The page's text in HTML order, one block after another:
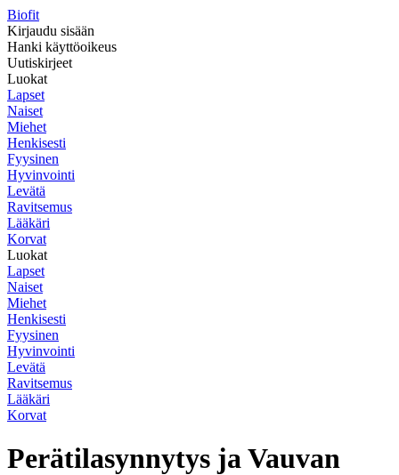
Biofit
Kirjaudu sisään
Hanki käyttöoikeus
Uutiskirjeet
Luokat
Lapset
Naiset
Miehet
Henkisesti
Fyysinen
Hyvinvointi
Levätä
Ravitsemus
Lääkäri
Korvat
Luokat
Lapset
Naiset
Miehet
Henkisesti
Fyysinen
Hyvinvointi
Levätä
Ravitsemus
Lääkäri
Korvat
Perätilasynnytys ja Vauvan